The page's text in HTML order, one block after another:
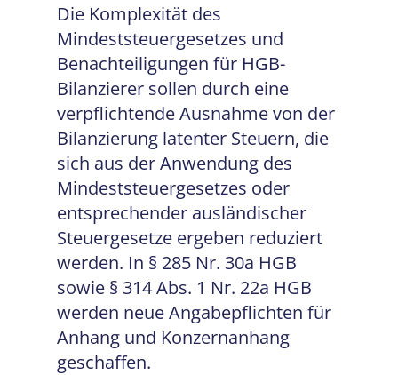
Die Komplexität des
Mindeststeuergesetzes und
Benachteiligungen für HGB-
Bilanzierer sollen durch eine
verpflichtende Ausnahme von der
Bilanzierung latenter Steuern, die
sich aus der Anwendung des
Mindeststeuergesetzes oder
entsprechender ausländischer
Steuergesetze ergeben reduziert
werden. In § 285 Nr. 30a HGB
sowie § 314 Abs. 1 Nr. 22a HGB
werden neue Angabepflichten für
Anhang und Konzernanhang
geschaffen.